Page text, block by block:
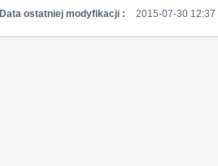
Data ostatniej modyfikacji : 2015-07-30 12:37